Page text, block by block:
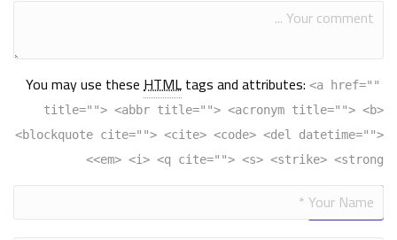
You may use theseHTMLtags and attributes: <a href=""
title=""> <abbr title=""> <acronym title=""> <b>
<blockquote cite=""> <cite> <code> <del datetime="">
<em> <i> <q cite=""> <s> <strike> <strong>
Alternative: